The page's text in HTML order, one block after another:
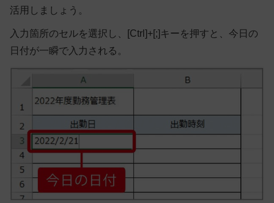
活用しましょう。
入力箇所のセルを選択し、[Ctrl]+[;]キーを押すと、今日の
日付が一瞬で入力される。